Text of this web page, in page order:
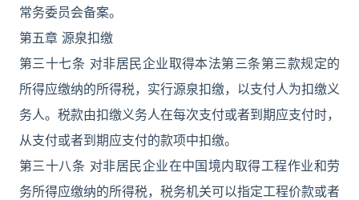
常务委员会备案。
第五章 源泉扣缴
第三十七条 对非居民企业取得本法第三条第三款规定的
所得应缴纳的所得税，实行源泉扣缴，以支付人为扣缴义
务人。税款由扣缴义务人在每次支付或者到期应支付时，
从支付或者到期应支付的款项中扣缴。
第三十八条 对非居民企业在中国境内取得工程作业和劳
务所得应缴纳的所得税，税务机关可以指定工程价款或者